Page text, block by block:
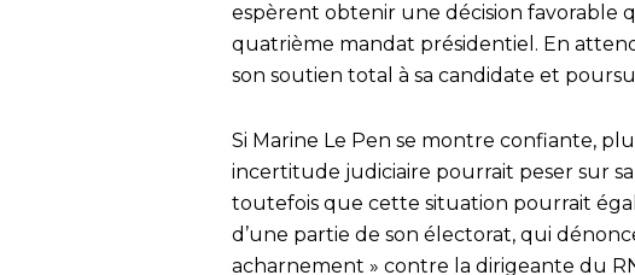
espèrent obtenir une décision
quatrième mandat présidentiel. En
son soutien total à sa candidate et
Si Marine Le Pen se montre confiante,
incertitude judiciaire pourrait peser sur
toutefois que cette situation pourrait
d’une partie de son électorat, qui
acharnement » contre la dirigeante du